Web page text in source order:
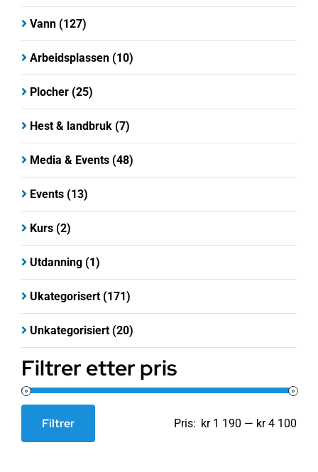
Vann (127)
Arbeidsplassen (10)
Plocher (25)
Hest & landbruk (7)
Media & Events (48)
Events (13)
Kurs (2)
Utdanning (1)
Ukategorisert (171)
Unkategorisiert (20)
Filtrer etter pris
Makspris
Filtrer Pris: kr 1 190 — kr 4 100